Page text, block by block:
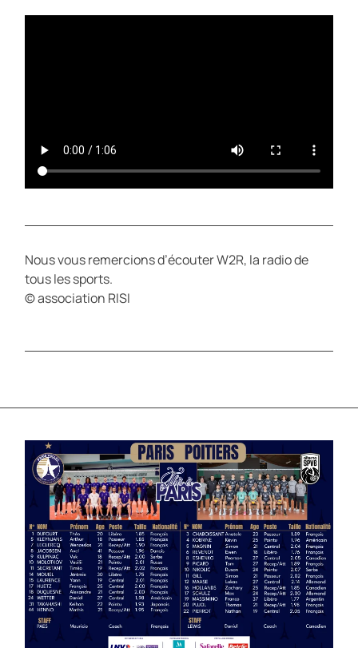
Nous vous remercions d’écouter W2R, la radio de
tous les sports.
© association RISI